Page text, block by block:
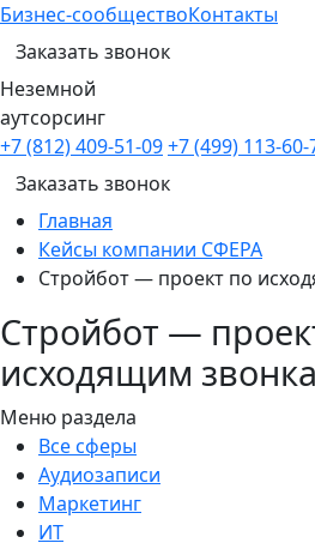
Бизнес-сообществоКонтакты
Заказать звонок
Неземной
аутсорсинг
+7 (812) 409-51-09+7 (499) 113-60-
Заказать звонок
Главная
Кейсы компании СФЕРА
Стройбот — проект по
Стройбот —
исходящим
Меню раздела
Все сферы
Аудиозаписи
Маркетинг
ИТ